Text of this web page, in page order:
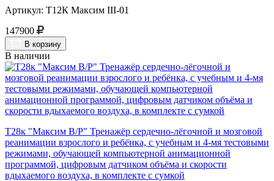
Артикул: Т12К Максим III-01
147900
В корзину
В наличии
Т28к "Максим В/Р" Тренажёр сердечно-лёгочной и мозговой
реанимации взрослого и ребёнка, с учебным и 4-мя тестовыми
режимами, обучающей компьютерной анимационной
программой, цифровым датчиком объёма и скорости
вдыхаемого воздуха, в комплекте с сумкой